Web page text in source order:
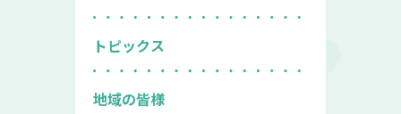
トピックス
地域の皆様